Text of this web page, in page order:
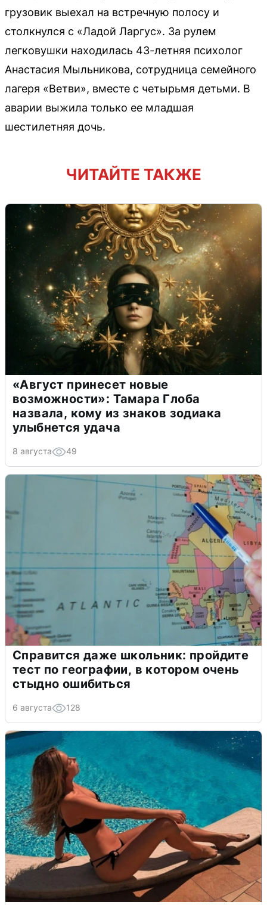
грузовик выехал на встречную полосу и
столкнулся с «Ладой Ларгус». За рулем
легковушки находилась 43-летняя психолог
Анастасия Мыльникова, сотрудница семейного
лагеря «Ветви», вместе с четырьмя детьми. В
аварии выжила только ее младшая
шестилетняя дочь.
ЧИТАЙТЕ ТАКЖЕ
«Август принесет новые
возможности»: Тамара Глоба
назвала, кому из знаков зодиака
улыбнется удача
8 августа 49
Справится даже школьник: пройдите
тест по географии, в котором очень
стыдно ошибиться
6 августа 128